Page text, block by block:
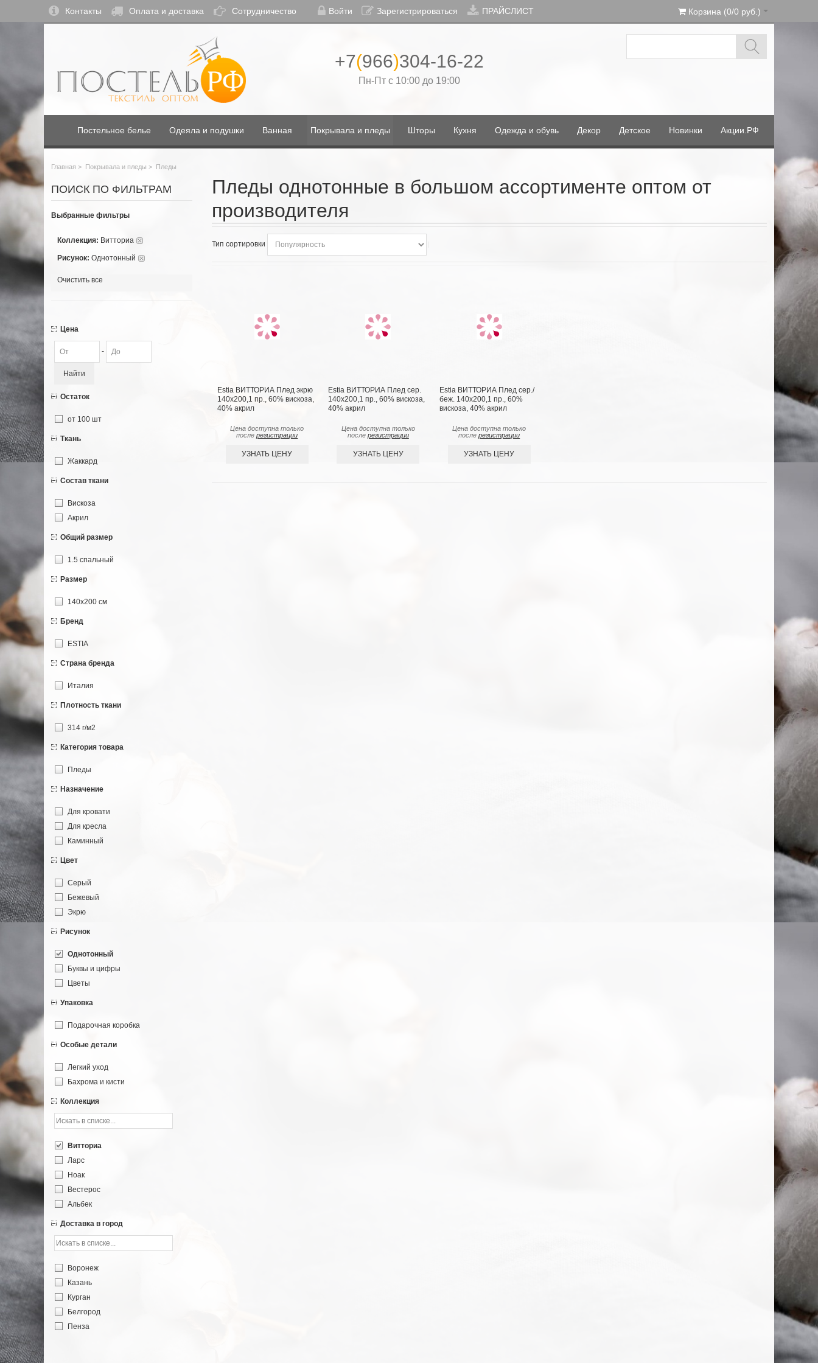
Контакты Оплата и доставка Сотрудничество Войти Зарегистрироваться ПРАЙСЛИСТ Корзина (0/0 руб.)
+7(966)304-16-22
Пн-Пт с 10:00 до 19:00
Постельное белье Одеяла и подушки Ванная Покрывала и пледы Шторы Кухня Одежда и обувь Декор Детское Новинки Акции.РФ
Главная > Покрывала и пледы > Пледы
Пледы однотонные в большом ассортименте оптом от
производителя
Тип сортировки
Estia ВИТТОРИА Плед экрю
140х200,1 пр., 60% вискоза,
40% акрил
Цена доступна только
послерегистрации
УЗНАТЬ ЦЕНУ
Estia ВИТТОРИА Плед сер.
140х200,1 пр., 60% вискоза,
40% акрил
Цена доступна только
после регистрации
УЗНАТЬ ЦЕНУ
Estia ВИТТОРИА Плед сер./
беж. 140х200,1 пр., 60%
вискоза, 40% акрил
Цена доступна только
послерегистрации
УЗНАТЬ ЦЕНУ
ПОИСК ПО ФИЛЬТРАМ
Выбранные фильтры
Коллекция: Витториа
Рисунок: Однотонный
Очистить все
Цена
-
Найти
Остаток
от 100 шт
Ткань
Жаккард
Состав ткани
Вискоза
Акрил
Общий размер
1.5 спальный
Размер
140х200 см
Бренд
ESTIA
Страна бренда
Италия
Плотность ткани
314 г/м2
Категория товара
Пледы
Назначение
Для кровати
Для кресла
Каминный
Цвет
Серый
Бежевый
Экрю
Рисунок
Однотонный
Буквы и цифры
Цветы
Упаковка
Подарочная коробка
Особые детали
Легкий уход
Бахрома и кисти
Коллекция
Витториа
Ларс
Ноак
Вестерос
Альбек
Доставка в город
Воронеж
Казань
Курган
Белгород
Пенза